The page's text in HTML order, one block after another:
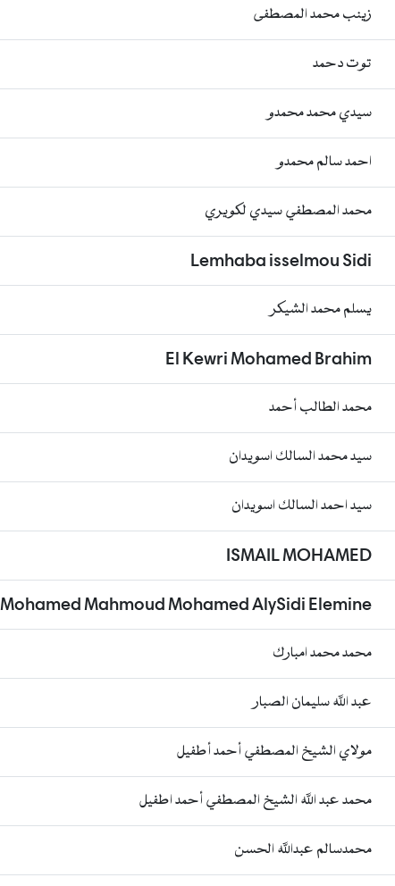
زينب محمد المصطفى
توت دحمد
سيدي محمد محمدو
احمد سالم محمدو
محمد المصطفي سيدي لكويري
Lemhaba isselmou Sidi
يسلم محمد الشيكر
El Kewri Mohamed Brahim
محمد الطالب أحمد
سيد محمد السالك اسويدان
سيد احمد السالك اسويدان
ISMAIL MOHAMED
Mohamed Mahmoud Mohamed AlySidi Elemine
محمد محمد امبارك
عبد الله سليمان الصبار
مولاي الشيخ المصطفي أحمد أطفيل
محمد عبد الله الشيخ المصطفي أحمد اطفيل
محمدسالم عبدالله الحسن